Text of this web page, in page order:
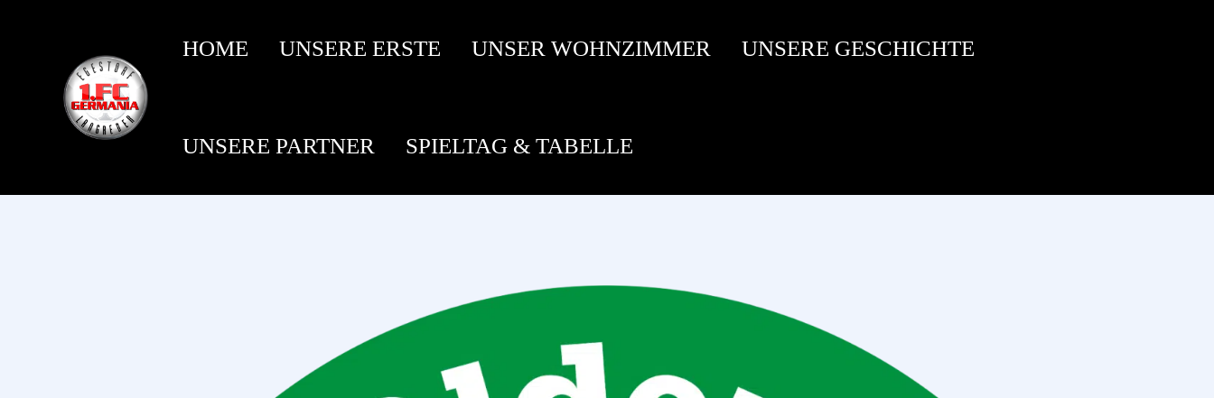
HOME UNSERE ERSTE UNSER WOHNZIMMER UNSERE GESCHICHTE
UNSERE PARTNER SPIELTAG & TABELLE